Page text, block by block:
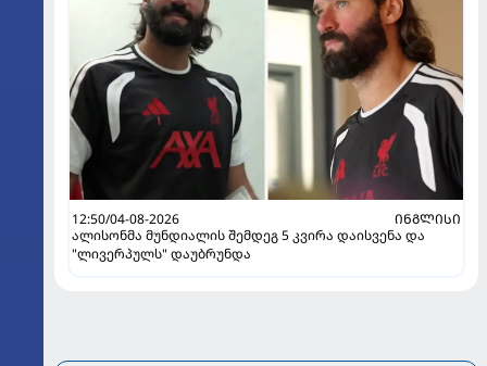
12:50/04-08-2026
ᲘᲜᲒᲚᲘᲡᲘ
ალისონმა მუნდიალის შემდეგ 5 კვირა დაისვენა და
"ლივერპულს" დაუბრუნდა